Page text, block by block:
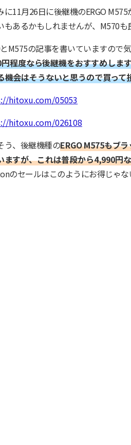
に11月26日に後継機のERGO
もあるかもしれませんが、M570も
M575の記事を書いていますので
程度なら後継機をおすすめしま
機会はそうないと思うので買って
hitoxu.com/05053
hitoxu.com/026108
う、後継機種のERGO M575もブ
ますが、これは普段から4,990円
のセールはこのようにお得じゃ